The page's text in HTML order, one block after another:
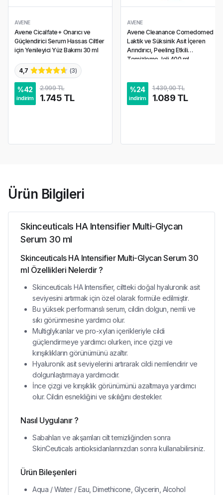
AVENE
Avene Cicalfate+ Onarıcı ve
Güçlendirici Serum Hassas Ciltler
için Yenileyici Yüz Bakımı 30 ml
4,7 (3)
%42
indirim
2.999 TL
1.745 TL
AVENE
Avene Cleanance Comedomed
Laktik ve Süksinik Asit İçeren
Arındırıcı, Peeling Etkili
Temizleme Jeli 400 ml
%24
indirim
1.439,90 TL
1.089 TL
Ürün Bilgileri
Skinceuticals HA Intensifier Multi-Glycan
Serum 30 ml
Skinceuticals HA Intensifier Multi-Glycan Serum 30
ml Özellikleri Nelerdir ?
Skinceuticals HA Intensifier, ciltteki doğal hyaluronik asit
seviyesini artırmak için özel olarak formüle edilmiştir.
Bu yüksek performanslı serum, cildin dolgun, nemli ve
sıkı görünmesine yardımcı olur.
Multiglykanlar ve pro-xylan içerikleriyle cildi
güçlendirmeye yardımcı olurken, ince çizgi ve
kırışıklıkların görünümünü azaltır.
Hyaluronik asit seviyelerini artırarak cildi nemlendirir ve
dolgunlaştırmaya yardımcıdır.
İnce çizgi ve kırışıklık görünümünü azaltmaya yardımcı
olur. Cildin esnekliğini ve sıkılığını destekler.
Nasıl Uygulanır ?
Sabahları ve akşamları cilt temizliğinden sonra
SkinCeuticals antioksidanlarınızdan sonra kullanabilirsiniz.
Ürün Bileşenleri
Aqua / Water / Eau, Dimethicone, Glycerin, Alcohol